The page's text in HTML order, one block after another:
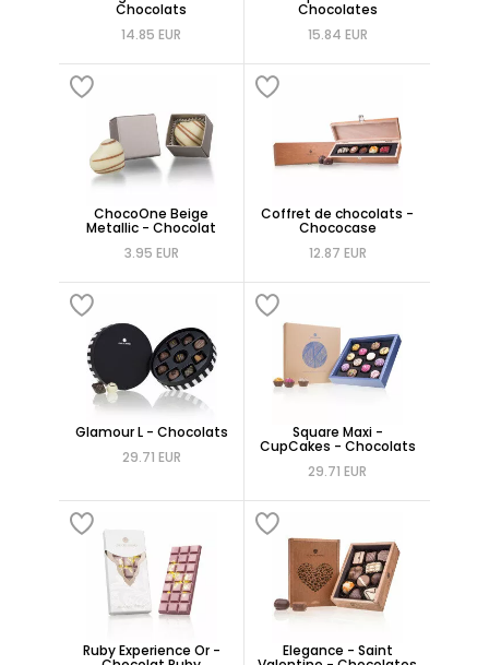
Chocolats
14.85 EUR
Chocolates
15.84 EUR
ChocoOne Beige
Metallic - Chocolat
3.95 EUR
Coffret de chocolats -
Chococase
12.87 EUR
Glamour L - Chocolats
29.71 EUR
Square Maxi -
CupCakes - Chocolats
29.71 EUR
Ruby Experience Or - Elegance - Saint